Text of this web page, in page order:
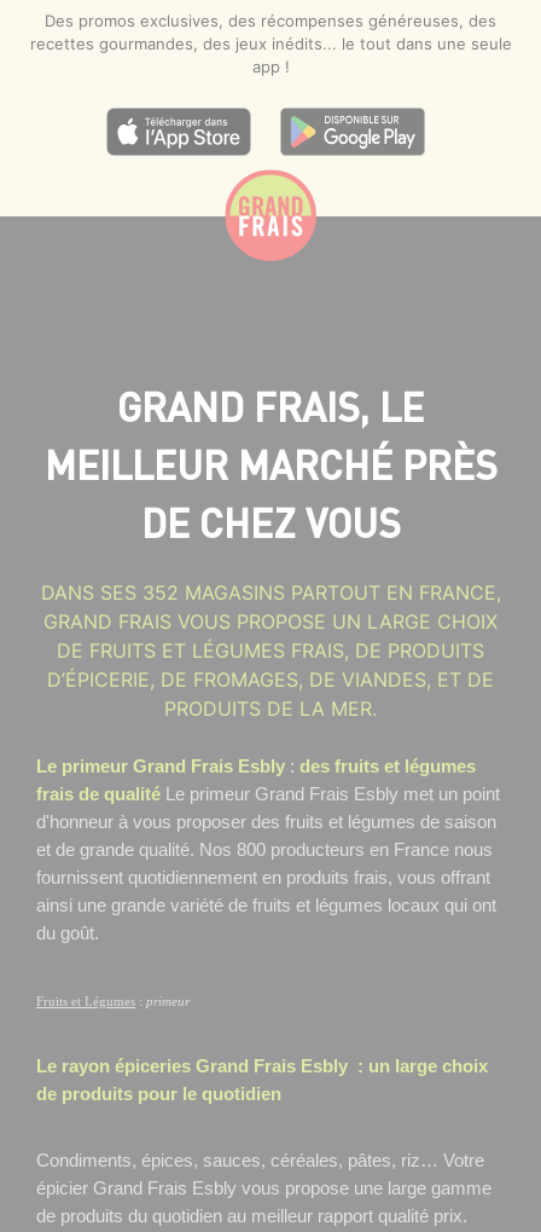
Des promos exclusives, des récompenses généreuses, des
recettes gourmandes, des jeux inédits... le tout dans une seule
app !
GRAND FRAIS, LE
MEILLEUR MARCHÉ PRÈS
DE CHEZ VOUS
DANS SES 352 MAGASINS PARTOUT EN FRANCE,
GRAND FRAIS VOUS PROPOSE UN LARGE CHOIX
DE FRUITS ET LÉGUMES FRAIS, DE PRODUITS
D’ÉPICERIE, DE FROMAGES, DE VIANDES, ET DE
PRODUITS DE LA MER.
Le primeur Grand Frais Esbly : des fruits et légumes
frais de qualité Le primeur Grand Frais Esbly met un point
d'honneur à vous proposer des fruits et légumes de saison
et de grande qualité. Nos 800 producteurs en France nous
fournissent quotidiennement en produits frais, vous offrant
ainsi une grande variété de fruits et légumes locaux qui ont
du goût.
Fruits et Légumes : primeur
Le rayon épiceries Grand Frais Esbly : un large choix
de produits pour le quotidien
Condiments, épices, sauces, céréales, pâtes, riz… Votre
épicier Grand Frais Esbly vous propose une large gamme
de produits du quotidien au meilleur rapport qualité prix.